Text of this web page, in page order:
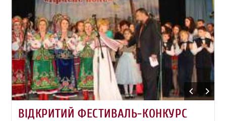
ВІДКРИТИЙ ФЕСТИВАЛЬ-КОНКУРС